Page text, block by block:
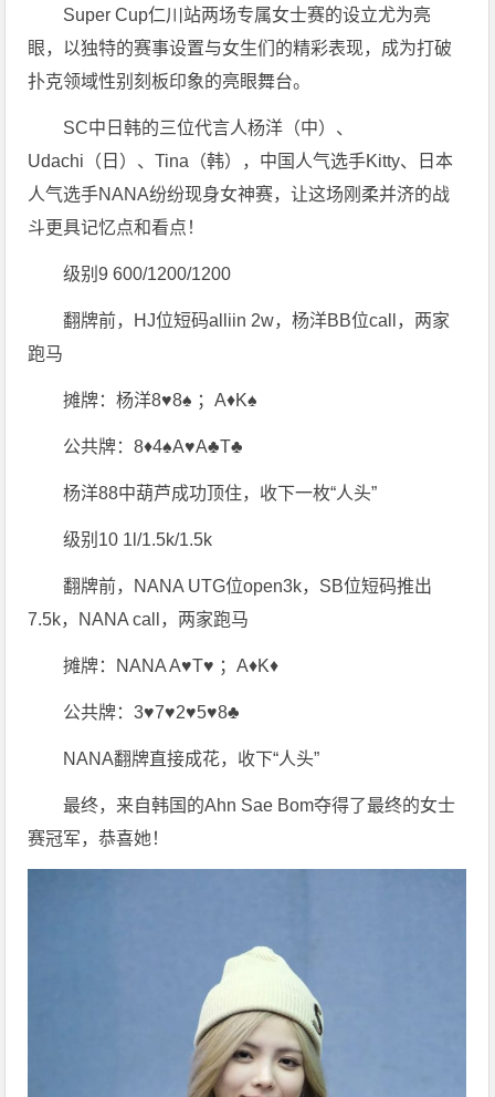
Super Cup仁川站两场专属女士赛的设立尤为亮
眼，以独特的赛事设置与女生们的精彩表现，成为打破
扑克领域性别刻板印象的亮眼舞台。
SC中日韩的三位代言人杨洋（中）、
Udachi（日）、Tina（韩），中国人气选手Kitty、日本
人气选手NANA纷纷现身女神赛，让这场刚柔并济的战
斗更具记忆点和看点！
级别9 600/1200/1200
翻牌前，HJ位短码alliin 2w，杨洋BB位call，两家
跑马
摊牌：杨洋8♥8♠ ；A♦K♠
公共牌：8♦4♠A♥A♣T♣
杨洋88中葫芦成功顶住，收下一枚“人头”
级别10 1l/1.5k/1.5k
翻牌前，NANA UTG位open3k，SB位短码推出
7.5k，NANA call，两家跑马
摊牌：NANA A♥T♥ ；A♦K♦
公共牌：3♥7♥2♥5♥8♣
NANA翻牌直接成花，收下“人头”
最终，来自韩国的Ahn Sae Bom夺得了最终的女士
赛冠军，恭喜她！